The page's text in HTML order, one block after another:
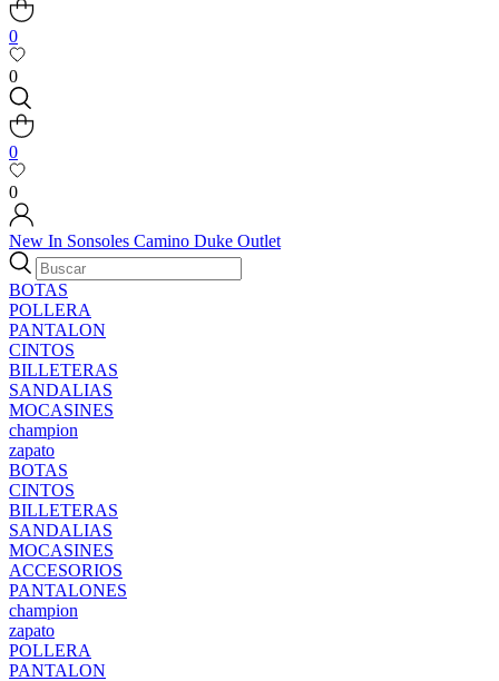
0
0
0
0
New In Sonsoles Camino Duke Outlet
BOTAS
POLLERA
PANTALON
CINTOS
BILLETERAS
SANDALIAS
MOCASINES
champion
zapato
BOTAS
CINTOS
BILLETERAS
SANDALIAS
MOCASINES
ACCESORIOS
PANTALONES
champion
zapato
POLLERA
PANTALON